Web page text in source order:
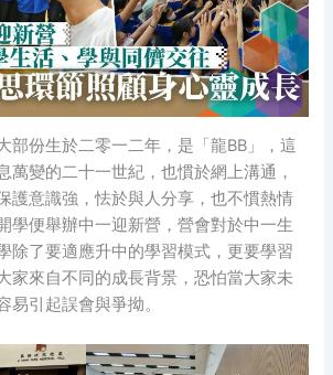
部份生於二零一二年，是「龍BB」，這
萬變的二十一世紀，也慣於網上溝通，
護意識強，怯於與人分享，也不慣熱情
學便舉辦中一迎新營，營會對於中一生
除了要適應升中的學習模式，更要學習
家來自不同的成長背景，恐怕當大家未
易引起誤會與爭拗。